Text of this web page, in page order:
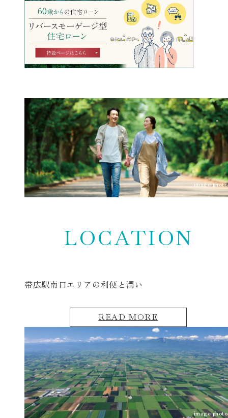
image photo
LOCATION
帯広駅南口エリアの利便と潤い
READ MORE
image photo